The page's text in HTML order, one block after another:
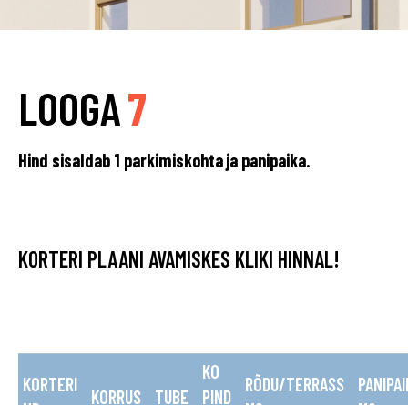
LOOGA7
Hind sisaldab 1 parkimiskohta ja panipaika.
KORTERI PLAANI AVAMISKES KLIKI HINNAL!
KORTERI
KORRUS TUBE
KO
PIND
RÕDU/TERRASS